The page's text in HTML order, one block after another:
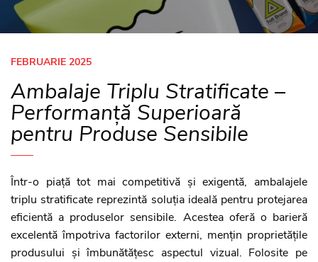
FEBRUARIE 2025
Ambalaje Triplu Stratificate –
Performanță Superioară
pentru Produse Sensibile
Într-o piață tot mai competitivă și exigentă, ambalajele
triplu stratificate reprezintă soluția ideală pentru protejarea
eficientă a produselor sensibile. Acestea oferă o barieră
excelentă împotriva factorilor externi, mențin proprietățile
produsului și îmbunătățesc aspectul vizual. Folosite pe